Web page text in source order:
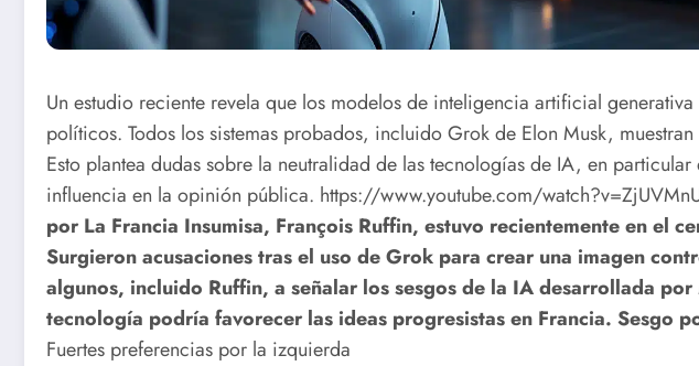
Un estudio reciente revela que los modelos de inteligencia artificial generativa
políticos. Todos los sistemas probados, incluido Grok de Elon Musk,
Esto plantea dudas sobre la neutralidad de las tecnologías de IA, en particular
influencia en la opinión pública. https://www.youtube.com/
por La Francia Insumisa, François Ruffin, estuvo recientemente en el
Surgieron acusaciones tras el uso de Grok para crear una imagen
algunos, incluido Ruffin, a señalar los sesgos de la IA desarrollada por
tecnología podría favorecer las ideas progresistas en Francia. Sesgo
Fuertes preferencias por la izquierda